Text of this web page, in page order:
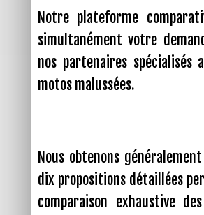
Notre plateforme
simultanément votre
nos partenaires spécialisés
motos malussées.
Nous obtenons
dix propositions détaillées
comparaison exhaustive